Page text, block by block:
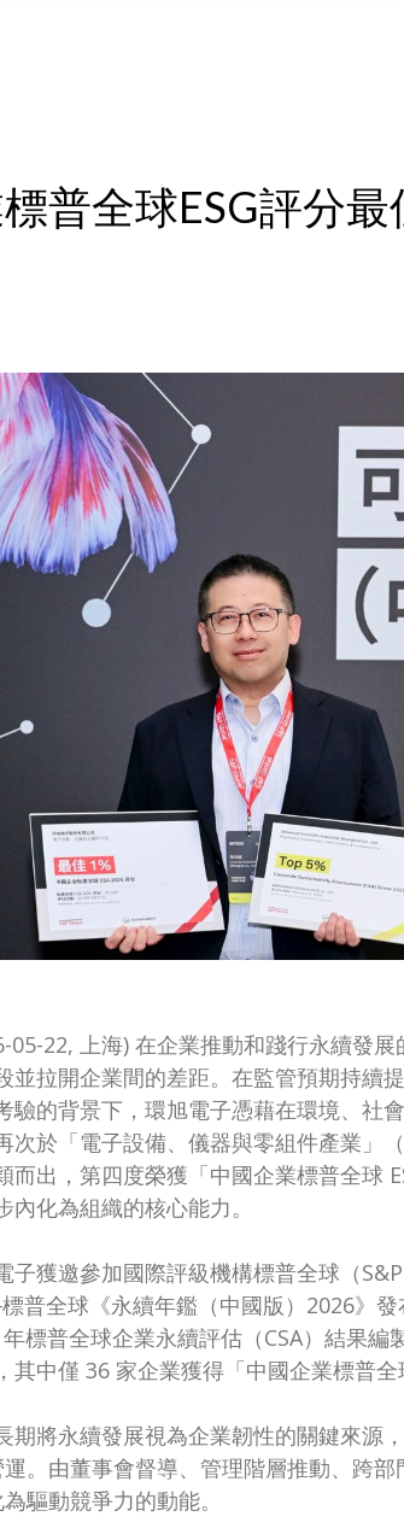
普全球ESG評分
05-22, 上海) 在企業推動和踐行永續發
並拉開企業間的差距。在監管預期持續
驗的背景下，環旭電子憑藉在環境、社
次於「電子設備、儀器與零組件產業
而出，第四度榮獲「中國企業標普全球
內化為組織的核心能力。
子獲邀參加國際評級機構標普全球（
普全球《永續年鑑（中國版）2026》
標普全球企業永續評估（CSA）結果
其中僅 36 家企業獲得「中國企業標普全
期將永續發展視為企業韌性的關鍵來源
。由董事會督導、管理階層推動、跨
驅動競爭力的動能。